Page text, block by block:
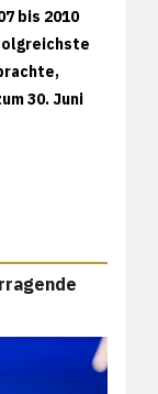
bis 2010
30. Juni